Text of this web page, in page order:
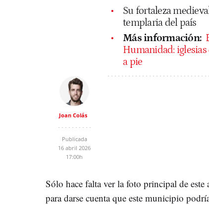
Su fortaleza
templaria del país
Más información:
Humanidad:
a pie
Joan Colás
Publicada
16 abril 2026
17:00h
Sólo hace falta ver la foto principal de este
para darse cuenta que este municipio